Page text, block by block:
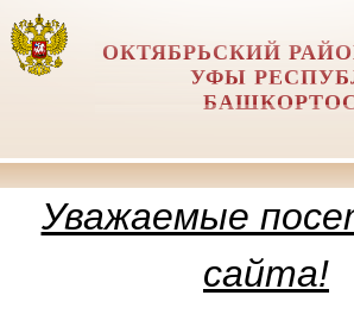
ОКТЯБРЬСКИЙ
УФЫ
Уважаемые
сайта!